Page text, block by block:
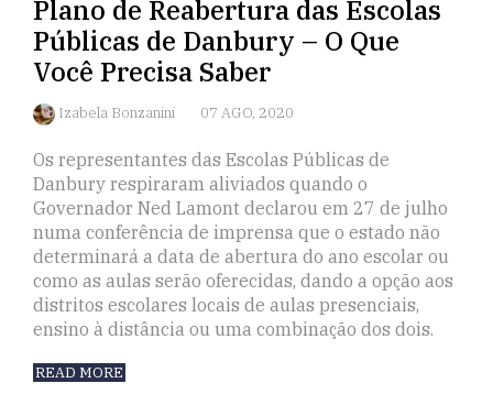
Plano de Reabertura das Escolas
Públicas de Danbury – O Que
Você Precisa Saber
Izabela Bonzanini 07 AGO, 2020
Os representantes das Escolas Públicas de
Danbury respiraram aliviados quando o
Governador Ned Lamont declarou em 27 de julho
numa conferência de imprensa que o estado não
determinará a data de abertura do ano escolar ou
como as aulas serão oferecidas, dando a opção aos
distritos escolares locais de aulas presenciais,
ensino à distância ou uma combinação dos dois.
READ MORE